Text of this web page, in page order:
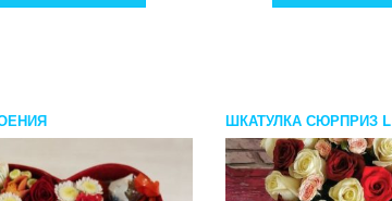
ШКАТУЛКА СЮРПРИЗ L